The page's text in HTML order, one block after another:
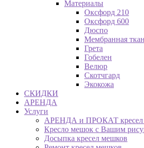
Материалы
Оксфорд 210
Оксфорд 600
Дюспо
Мембранная
Грета
Гобелен
Велюр
Скотчгард
Экокожа
СКИДКИ
АРЕНДА
Услуги
АРЕНДА и ПРОКАТ кресел
Кресло мешок с Вашим
Досыпка кресел мешков